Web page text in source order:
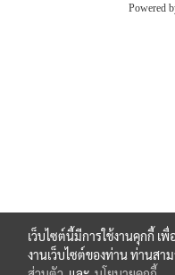
Powered
เว็บไซต์นี้มีการใช้งานคุกกี้ เ
งานเว็บไซต์ของท่าน ท่านสา